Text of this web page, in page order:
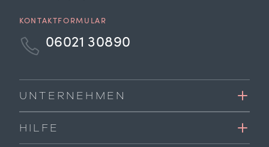
KONTAKTFORMULAR
06021 30890
UNTERNEHMEN
HILFE